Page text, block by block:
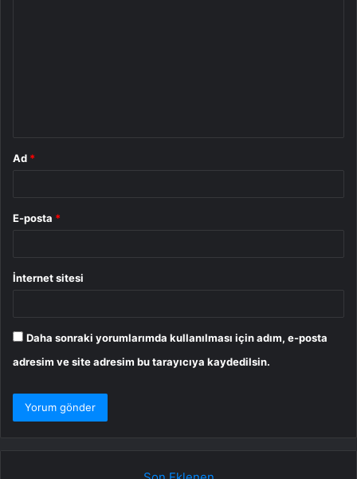
Ad *
E-posta *
İnternet sitesi
Daha sonraki yorumlarımda kullanılması için adım, e-posta
adresim ve site adresim bu tarayıcıya kaydedilsin.